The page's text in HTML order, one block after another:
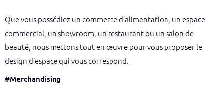
Que vous possédiez un commerce d’alimentation, un espace
commercial, un showroom, un restaurant ou un salon de
beauté, nous mettons tout en œuvre pour vous proposer le
design d’espace qui vous correspond.
#Merchandising